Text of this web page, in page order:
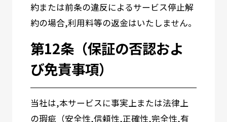
約または前条の違反によるサービス停止解
約の場合,利用料等の返金はいたしません。
第12条（保証の否認およ
び免責事項）
当社は,本サービスに事実上または法律上
の瑕疵（安全性,信頼性,正確性,完全性,有